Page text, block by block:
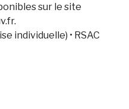
sur le site
individuelle) • RSAC